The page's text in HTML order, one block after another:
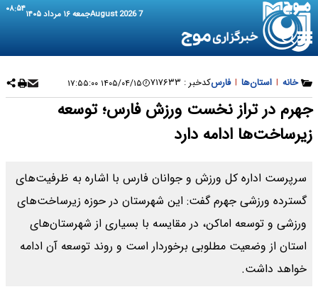
7 August 2026 جمعه ۱۶ مرداد ۱۴۰۵ ۰۸:۵۴
خانه | استان‌ها | فارسکدخبر : ۷۱۷۶۳۳ ۱۴۰۵/۰۴/۱۵ ۱۷:۵۵:۰۰
جهرم در تراز نخست ورزش فارس؛ توسعه
زیرساخت‌ها ادامه دارد
سرپرست اداره کل ورزش و جوانان فارس با اشاره به ظرفیت‌های
گسترده ورزشی جهرم گفت: این شهرستان در حوزه زیرساخت‌های
ورزشی و توسعه اماکن، در مقایسه با بسیاری از شهرستان‌های
استان از وضعیت مطلوبی برخوردار است و روند توسعه آن ادامه
خواهد داشت.